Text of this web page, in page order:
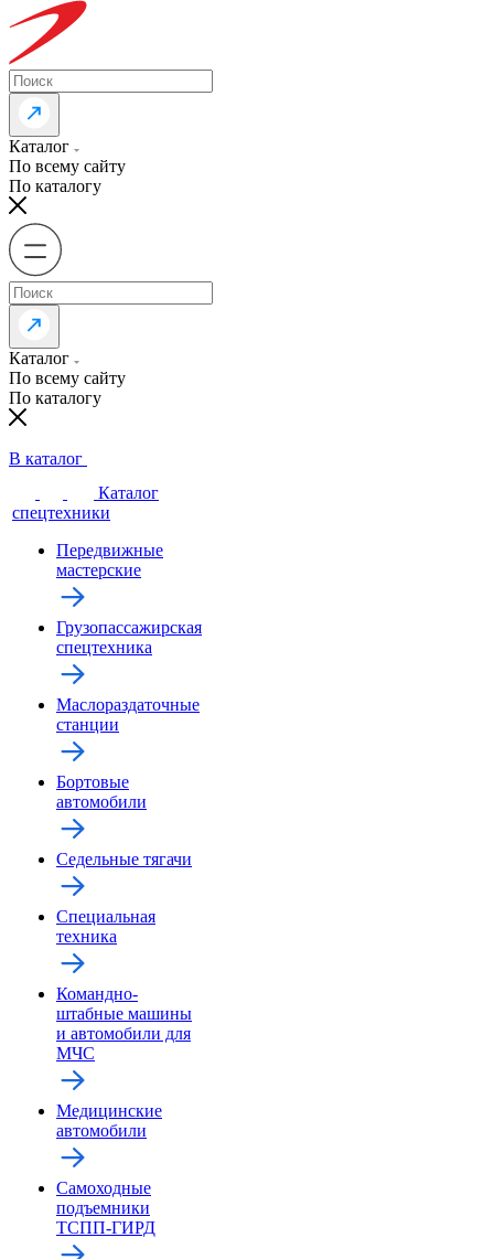
Каталог
По всему сайту
По каталогу
Каталог
По всему сайту
По каталогу
В каталог
Каталог
спецтехники
Передвижные
мастерские
Грузопассажирская
спецтехника
Маслораздаточные
станции
Бортовые
автомобили
Седельные тягачи
Специальная
техника
Командно-
штабные машины
и автомобили для
МЧС
Медицинские
автомобили
Самоходные
подъемники
ТСПП-ГИРД